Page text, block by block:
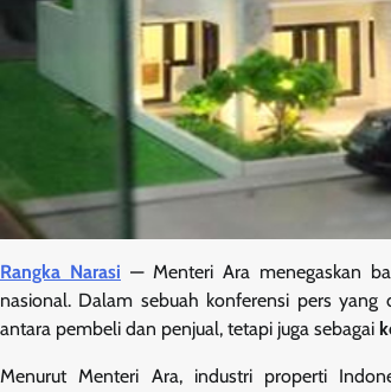
Rangka Narasi — Menteri Ara menegaskan
nasional. Dalam sebuah konferensi pers
antara pembeli dan penjual, tetapi juga sebagai
Menurut Menteri Ara, industri properti